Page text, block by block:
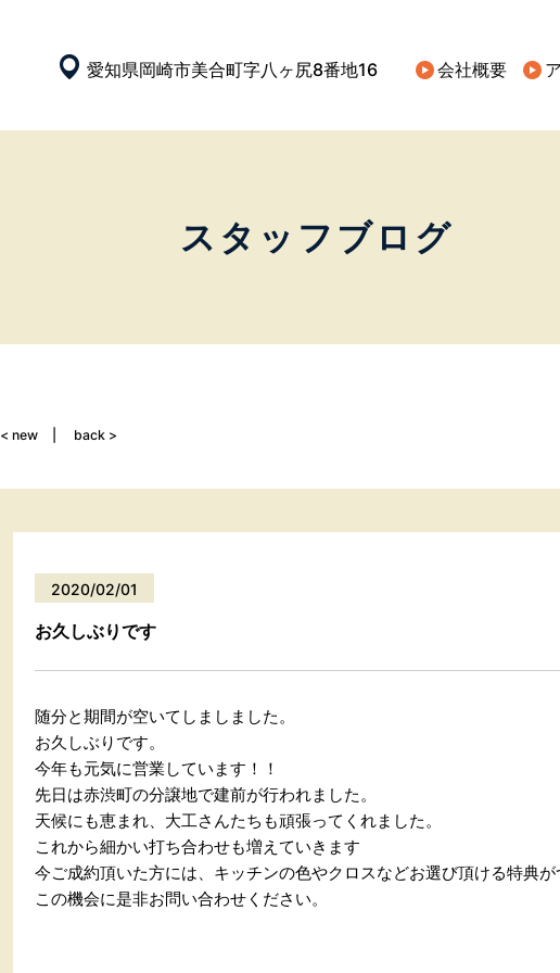
愛知県岡崎市美合町字八ヶ尻8番地16​ 会社概要
スタッフブログ
< new back >
2020/02/01
お久しぶりです
随分と期間が空いてしましました。
お久しぶりです。
今年も元気に営業しています！！
先日は赤渋町の分譲地で建前が行われました。
天候にも恵まれ、大工さんたちも頑張ってくれました。
これから細かい打ち合わせも増えていきます
今ご成約頂いた方には、キッチンの色やクロスなどお選び頂ける特典
この機会に是非お問い合わせください。